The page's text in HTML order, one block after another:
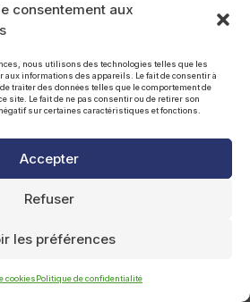
consentement aux
nous utilisons des technologies telles que les
aux informations des appareils. Le fait de consentir à
traiter des données telles que le comportement de
site. Le fait de ne pas consentir ou de retirer son
sur certaines caractéristiques et fonctions.
Accepter
Refuser
les préférences
cookiesPolitique de confidentialité